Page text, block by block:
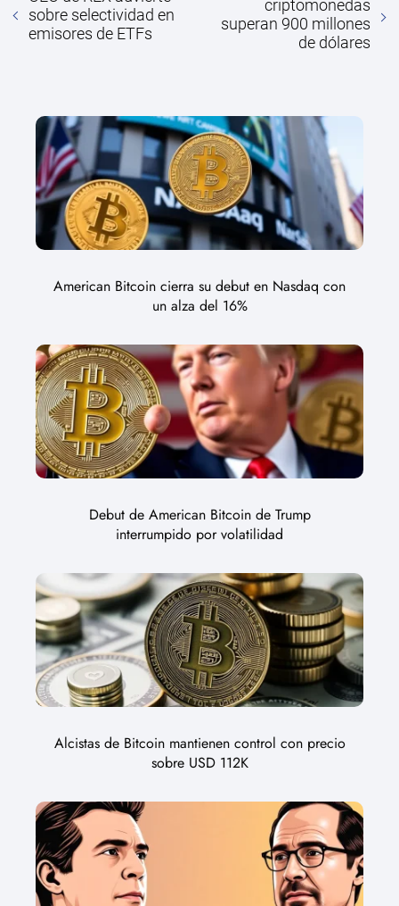
sobre selectividad en
emisores de ETFs
criptomonedas
superan 900 millones
de dólares
American Bitcoin cierra su debut en Nasdaq con
un alza del 16%
Debut de American Bitcoin de Trump
interrumpido por volatilidad
Alcistas de Bitcoin mantienen control con precio
sobre USD 112K